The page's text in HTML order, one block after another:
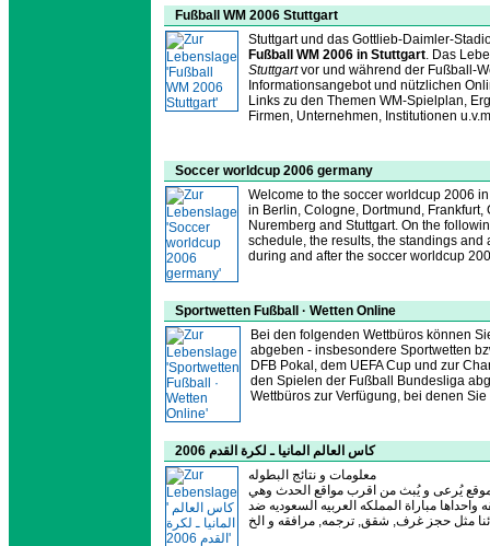
Fußball WM 2006 Stuttgart
Stuttgart und das Gottlieb-Daimler-
Fußball WM 2006 in Stuttgart. Das
Stuttgartvor und während der Fußball-
Informationsangebot und nützlichen
Links zu den Themen WM-Spielplan,
Firmen, Unternehmen, Institutionen
Soccer worldcup 2006 germany
Welcome to the soccer worldcup 2006
in Berlin, Cologne, Dortmund,
Nuremberg and Stuttgart. On the
schedule, the results, the standings
during and after the soccer worldcup
Sportwetten Fußball · Wetten Online
Bei den folgenden Wettbüros können
abgeben - insbesondere Sportwetten
DFB Pokal, dem UEFA Cup und zur
den Spielen der Fußball Bundesliga
Wettbüros zur Verfügung, bei denen
كاس العالم المانيا ـ لكرة القدم 2006
معلومات و نتائج البطوله
يُرعى و يُبث من اقرب مواقع الحدث وهي
التي ستستصيف 5 مباريات المسابقه واحداها مباراة المملكه العربيه السعوديه ضد
مثل حجز غرف, شقق, ترجمه, مرافقه و الخ